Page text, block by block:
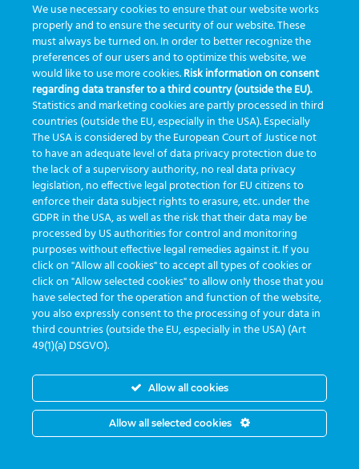
© Copyright 2026 -Greiner Bio-One |Privacidade
We use necessary cookies to ensure that our website works
properly and to ensure the security of our website. These
must always be turned on. In order to better recognize the
preferences of our users and to optimize this website, we
would like to use more cookies.Risk information on consent
regarding data transfer to a third country (outside the EU).
Statistics and marketing cookies are partly processed in third
countries (outside the EU, especially in the USA). Especially
The USA is considered by the European Court of Justice not
to have an adequate level of data privacy protection due to
the lack of a supervisory authority, no real data privacy
legislation, no effective legal protection for EU citizens to
enforce their data subject rights to erasure, etc. under the
GDPR in the USA, as well as the risk that their data may be
processed by US authorities for control and monitoring
purposes without effective legal remedies against it. If you
click on "Allow all cookies" to accept all types of cookies or
click on "Allow selected cookies" to allow only those that you
have selected for the operation and function of the website,
you also expressly consent to the processing of your data in
third countries (outside the EU, especially in the USA) (Art
49(1)(a) DSGVO).
Allow all cookies
Allow all selected cookies
Segunda a sexta das 8:30 às 17:30